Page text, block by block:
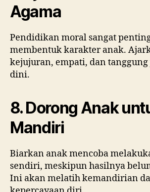
Agama
Pendidikan moral sangat
membentuk karakter anak.
kejujuran, empati, dan tanggung
dini.
8. Dorong Anak
Mandiri
Biarkan anak mencoba
sendiri, meskipun hasilnya
Ini akan melatih kemandirian